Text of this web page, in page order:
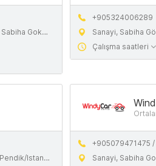
Pendik,İstanbul
+905324006289
Sanayi, Sabiha
Çalışma saatleri
Turkey
+905079471475
Sanayi, Sabiha